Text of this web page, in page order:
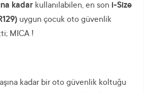
kadar kullanılabilen, en son i-Size
uygun çocuk oto güvenlik
MICA !
kadar bir oto güvenlik koltuğu